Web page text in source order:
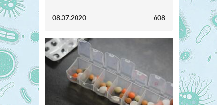
08.07.2020 608